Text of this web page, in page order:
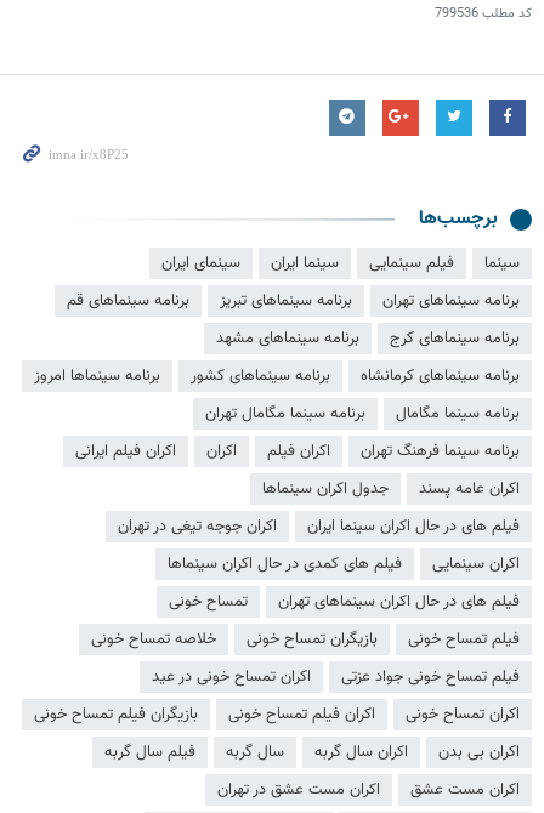
کد مطلب799536
برچسب‌ها
سینما فیلم سینمایی سینما ایران
سینمای ایران
برنامه سینماهای تهران
برنامه سینماهای تبریز
برنامه سینماهای قم
برنامه سینماهای کرج
برنامه سینماهای مشهد
برنامه سینماهای کرمانشاه
برنامه سینماهای کشور
برنامه سینماها امروز
برنامه سینما مگامال
برنامه سینما مگامال تهران
برنامه سینما فرهنگ تهران
اکران فیلم اکران
اکران فیلم ایرانی
اکران عامه پسند
جدول اکران سینماها
فیلم های در حال اکران سینما ایران
اکران جوجه‌ تیغی در تهران
اکران سینمایی
فیلم های کمدی در حال اکران سینماها
فیلم های در حال اکران سینماهای تهران
تمساح خونی
فیلم تمساح خونی
بازیگران تمساح خونی
خلاصه تمساح خونی
فیلم تمساح خونی جواد عزتی
اکران تمساح خونی در عید
اکران تمساح خونی
اکران فیلم تمساح خونی
بازیگران فیلم تمساح خونی
اکران بی بدن
اکران سال گربه سال گربه
فیلم سال گربه
اکران مست عشق
اکران مست عشق در تهران